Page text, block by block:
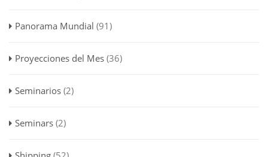
Panorama Mundial (91)
Proyecciones del Mes (36)
Seminarios (2)
Seminars (2)